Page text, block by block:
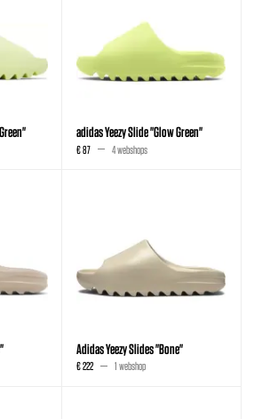
adidas Yeezy Slide "Glow Green"
€ 87 4 webshops
Adidas Yeezy Slides "Bone"
€ 222 1 webshop